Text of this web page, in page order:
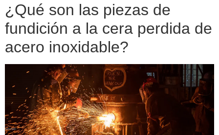
¿Qué son las piezas de
fundición a la cera perdida de
acero inoxidable?